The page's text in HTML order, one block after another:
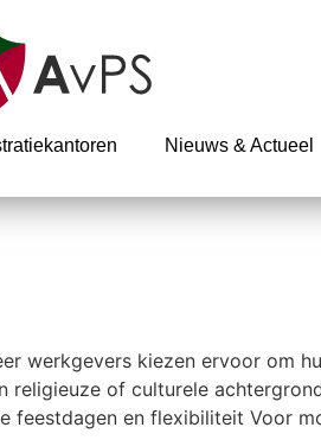
Nieuws & Actueel
werkgevers kiezen ervoor om
of culturele
feestdagen en flexibiliteit Voor